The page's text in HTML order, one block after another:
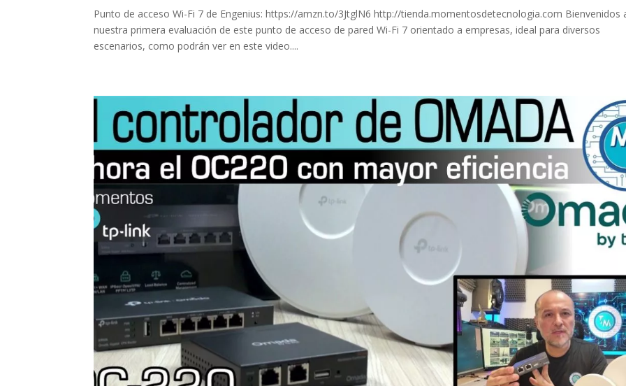
Punto de acceso Wi-Fi 7 de Engenius: https://amzn.to/3JtglN6 http://tienda.momentosdetecnologia.com Bienvenidos
nuestra primera evaluación de este punto de acceso de pared Wi-Fi 7 orientado a empresas, ideal para diversos
escenarios, como podrán ver en este video....